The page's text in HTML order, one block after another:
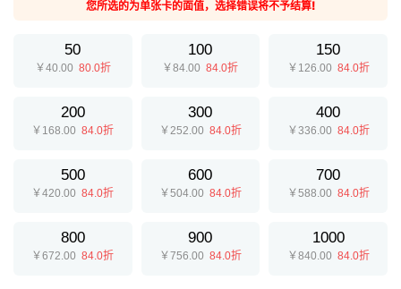
获取的充值卡，一经发现异常情况E收卡有义务向公安机关反映。
提交
您所选的为单张卡的面值，选择错误将不予结算!
50
￥40.00 80.0折
100
￥84.0084.0折
150
￥126.00 84.0折
200
￥168.0084.0折
300
￥252.00 84.0折
400
￥336.00 84.0折
500
￥420.0084.0折
600
￥504.00 84.0折
700
￥588.00 84.0折
800
￥672.0084.0折
900
￥756.00 84.0折
1000
￥840.00 84.0折